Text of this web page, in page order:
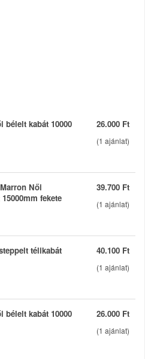
26.000 Ft
(1 ajánlat)
bélelt kabát 10000
39.700 Ft
(1 ajánlat)
Női
fekete
40.100 Ft
(1 ajánlat)
télikabát
26.000 Ft
(1 ajánlat)
bélelt kabát 10000